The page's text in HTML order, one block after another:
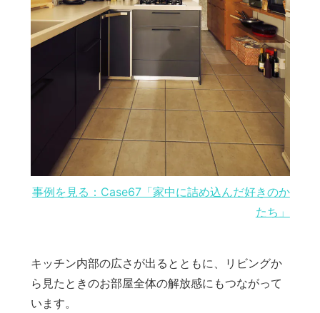
事例を見る：Case67「家中に詰め込んだ好きのか
たち」
キッチン内部の広さが出るとともに、リビングか
ら見たときのお部屋全体の解放感にもつながって
います。